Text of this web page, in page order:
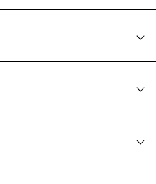
を集めるフレームの一つ。
ンで、かけた時の存在感をプ
グ。
料金を知りたい方へ